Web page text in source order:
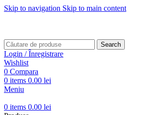
Skip to navigation Skip to main content
Search
Login / Înregistrare
Wishlist
0 Compara
0 items 0.00 lei
Meniu
0 items 0.00 lei